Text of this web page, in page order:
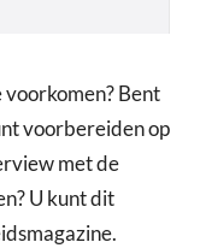
Bent
voorbereiden op
met de
U kunt dit